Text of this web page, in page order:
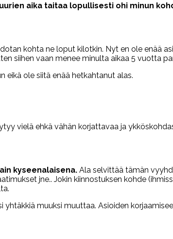
aika taitaa lopullisesti ohi minun
kohta ne loput kilotkin. Nyt en ole enää
siihen vaan menee minulta aikaa 5 vuotta
eikä ole siitä enää hetkahtanut alas.
vielä ehkä vähän korjattavaa ja
kyseenalaisena. Ala selvittää tämän
jne.. Jokin kiinnostuksen kohde
muuksi muuttaa. Asioiden